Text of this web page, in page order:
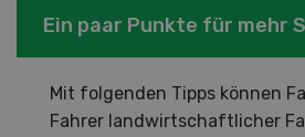
Ein paar Punkte für mehr
Mit folgenden Tipps können
Fahrer landwirtschaftlicher